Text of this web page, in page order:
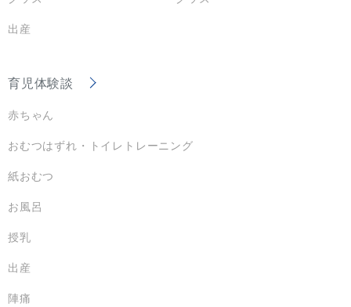
出産
育児体験談
赤ちゃん
おむつはずれ・トイレトレーニング
紙おむつ
お風呂
授乳
出産
陣痛